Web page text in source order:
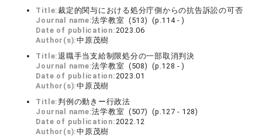
Title:裁定的関与における処分庁側からの抗告訴訟の可否
Journal name:法学教室 (513) (p.114 - )
Date of publication:2023.06
Author(s):中原茂樹
Title:退職手当支給制限処分の一部取消判決
Journal name:法学教室 (508) (p.128 - )
Date of publication:2023.01
Author(s):中原茂樹
Title: 判例の動きー行政法
Journal name:法学教室 (507) (p.127 - 128)
Date of publication:2022.12
Author(s):中原茂樹